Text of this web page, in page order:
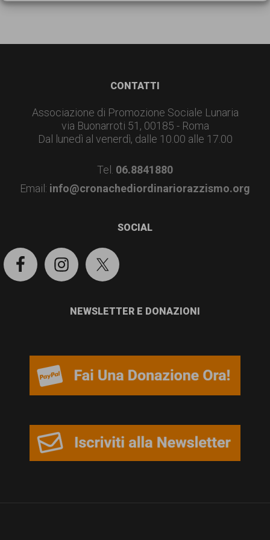
diritti
CONTATTI
Associazione di Promozione Sociale Lunaria
via Buonarroti 51, 00185 - Roma
Dal lunedì al venerdì, dalle 10.00 alle 17.00
Tel. 06.8841880
Email: info@cronachediordinariorazzismo.org
SOCIAL
NEWSLETTER E DONAZIONI